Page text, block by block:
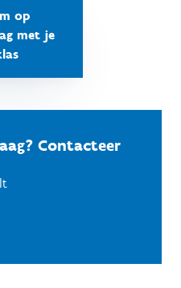
op
met je
Contacteer